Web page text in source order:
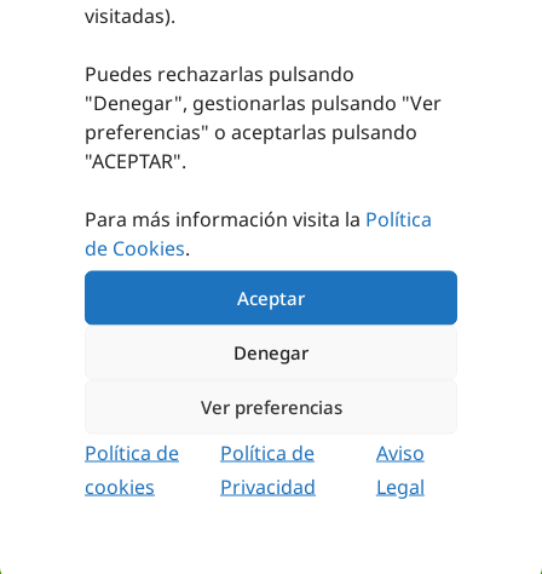
visitadas).
Puedes rechazarlas pulsando
"Denegar", gestionarlas pulsando "Ver
preferencias" o aceptarlas pulsando
"ACEPTAR".
Para más información visita la Política
de Cookies.
Aceptar
Denegar
Ver preferencias
Política de
cookies
Política de
Privacidad
Aviso
Legal
PAR CALCETINES
YOGA
3,50€ sin IVA (4,24€
iva incl.)